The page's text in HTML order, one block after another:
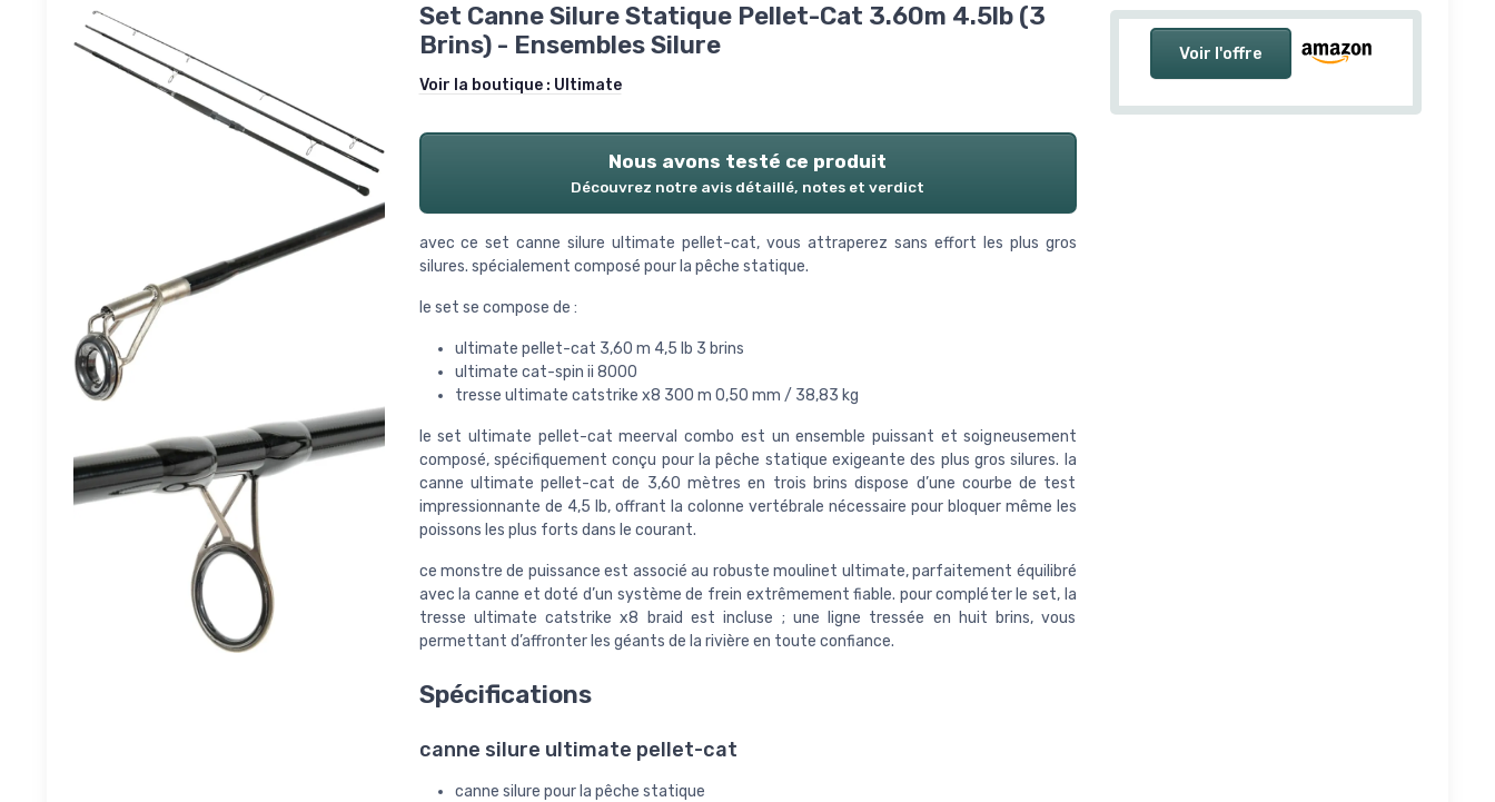
Voir l'offre
Set Canne Silure Statique Pellet-Cat 3.60m 4.5lb (3
Brins) - Ensembles Silure
Voir la boutique : Ultimate
Nous avons testé ce produit
Découvrez notre avis détaillé, notes et verdict
avec ce set canne silure ultimate pellet-cat, vous attraperez sans effort les plus gros
silures. spécialement composé pour la pêche statique.
le set se compose de :
ultimate pellet-cat 3,60 m 4,5 lb 3 brins
ultimate cat-spin ii 8000
tresse ultimate catstrike x8 300 m 0,50 mm / 38,83 kg
le set ultimate pellet-cat meerval combo est un ensemble puissant et soigneusement
composé, spécifiquement conçu pour la pêche statique exigeante des plus gros silures. la
canne ultimate pellet-cat de 3,60 mètres en trois brins dispose d’une courbe de test
impressionnante de 4,5 lb, offrant la colonne vertébrale nécessaire pour bloquer même les
poissons les plus forts dans le courant.
ce monstre de puissance est associé au robuste moulinet ultimate, parfaitement équilibré
avec la canne et doté d’un système de frein extrêmement fiable. pour compléter le set, la
tresse ultimate catstrike x8 braid est incluse ; une ligne tressée en huit brins, vous
permettant d’affronter les géants de la rivière en toute confiance.
Spécifications
canne silure ultimate pellet-cat
canne silure pour la pêche statique